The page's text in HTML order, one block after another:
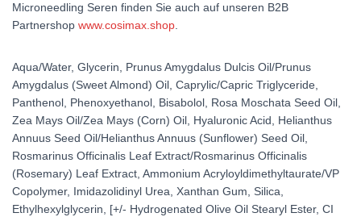
Microneedling Seren finden Sie auch auf unseren B2B
Partnershop www.cosimax.shop.
Aqua/Water, Glycerin, Prunus Amygdalus Dulcis Oil/Prunus
Amygdalus (Sweet Almond) Oil, Caprylic/Capric Triglyceride,
Panthenol, Phenoxyethanol, Bisabolol, Rosa Moschata Seed Oil,
Zea Mays Oil/Zea Mays (Corn) Oil, Hyaluronic Acid, Helianthus
Annuus Seed Oil/Helianthus Annuus (Sunflower) Seed Oil,
Rosmarinus Officinalis Leaf Extract/Rosmarinus Officinalis
(Rosemary) Leaf Extract, Ammonium Acryloyldimethyltaurate/VP
Copolymer, Imidazolidinyl Urea, Xanthan Gum, Silica,
Ethylhexylglycerin, [+/- Hydrogenated Olive Oil Stearyl Ester, CI